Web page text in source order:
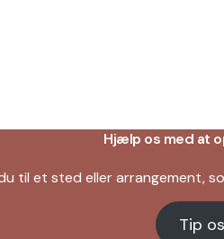
Hjælp os med at
til et sted eller arrangement,
Tip os